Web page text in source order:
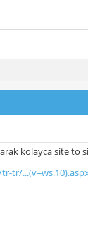
kolayca site
tr/